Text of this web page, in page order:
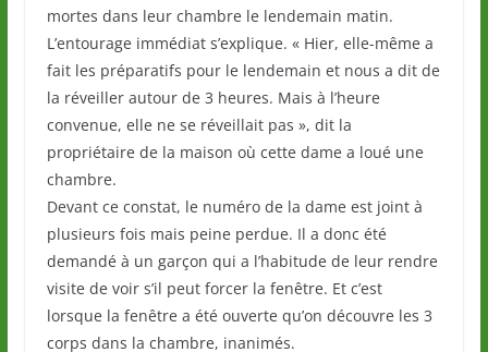
mortes dans leur chambre le lendemain matin.
L’entourage immédiat s’explique. « Hier, elle-même a
fait les préparatifs pour le lendemain et nous a dit de
la réveiller autour de 3 heures. Mais à l’heure
convenue, elle ne se réveillait pas », dit la
propriétaire de la maison où cette dame a loué une
chambre.
Devant ce constat, le numéro de la dame est joint à
plusieurs fois mais peine perdue. Il a donc été
demandé à un garçon qui a l’habitude de leur rendre
visite de voir s’il peut forcer la fenêtre. Et c’est
lorsque la fenêtre a été ouverte qu’on découvre les 3
corps dans la chambre, inanimés.